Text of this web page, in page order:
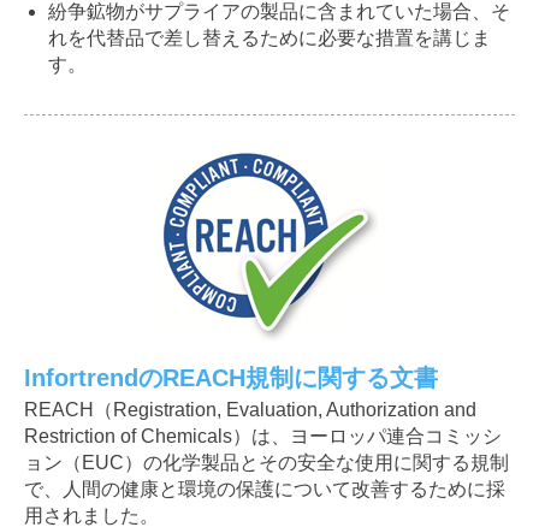
紛争鉱物がサプライアの製品に含まれていた場合、そ
れを代替品で差し替えるために必要な措置を講じま
す。
InfortrendのREACH規制に関する文書
REACH（Registration, Evaluation, Authorization and
Restriction of Chemicals）は、ヨーロッパ連合コミッシ
ョン（EUC）の化学製品とその安全な使用に関する規制
で、人間の健康と環境の保護について改善するために採
用されました。